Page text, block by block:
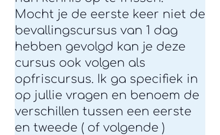
Mocht je de eerste keer niet de
bevallingscursus van 1 dag
hebben gevolgd kan je deze
cursus ook volgen als
opfriscursus. Ik ga specifiek in
op jullie vragen en benoem de
verschillen tussen een eerste
en tweede ( of volgende )